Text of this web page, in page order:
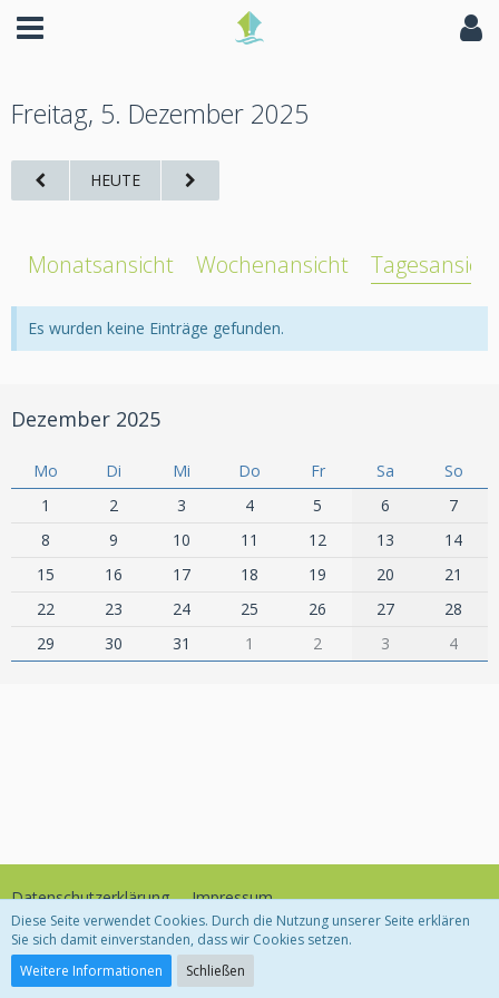
Freitag, 5. Dezember 2025
HEUTE
Monatsansicht Wochenansicht Tagesansicht
Es wurden keine Einträge gefunden.
Dezember 2025
Mo Di Mi Do Fr Sa
So
1
2 3 4 5 6
7
8
9 10 11 12 13
14
15
16 17 18 19 20
21
22
23 24 25 26 27
28
29
30 31 1 2 3 4
Datenschutzerklärung Impressum
Community-Software:
Diese Seite verwendet Cookies. Durch die Nutzung unserer Seite erklären
Sie sich damit einverstanden, dass wir Cookies setzen.
Weitere Informationen
Schließen